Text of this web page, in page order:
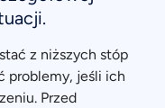
z niższych stóp
problemy, jeśli ich
Przed